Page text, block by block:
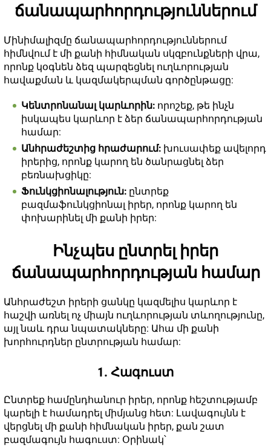
ճանապարհորդություններում
Մինիմալիզմը ճանապարհորդություններում
հիմնվում է մի քանի հիմնական սկզբունքների վրա,
որոնք կօգնեն ձեզ պարզեցնել ուղևորության
հավաքման և կազմակերպման գործընթացը:
Կենտրոնանալ կարևորին: որոշեք, թե ինչն
իսկապես կարևոր է ձեր ճանապարհորդության
համար:
Անհրաժեշտից հրաժարում: խուսափեք ավելորդ
իրերից, որոնք կարող են ծանրացնել ձեր
բեռնախցիկը:
Ֆունկցիոնալություն: ընտրեք
բազմաֆունկցիոնալ իրեր, որոնք կարող են
փոխարինել մի քանի իրեր:
Ինչպես ընտրել իրեր
ճանապարհորդության համար
Անհրաժեշտ իրերի ցանկը կազմելիս կարևոր է
հաշվի առնել ոչ միայն ուղևորության տևողությունը,
այլ նաև դրա նպատակները: Ահա մի քանի
խորհուրդներ ընտրության համար:
1. Հագուստ
Ընտրեք համընդհանուր իրեր, որոնք հեշտությամբ
կարելի է համադրել միմյանց հետ: Լավագույնն է
վերցնել մի քանի հիմնական իրեր, քան շատ
բազմագույն հագուստ: Օրինակ՝